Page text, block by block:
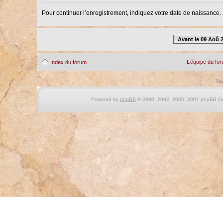
Pour continuer l’enregistrement, indiquez votre date de naissance.
Avant le 09 Aoû
Index du forum L’équipe du
Powered by phpBB © 2000, 2002, 2005, 2007 phpBB